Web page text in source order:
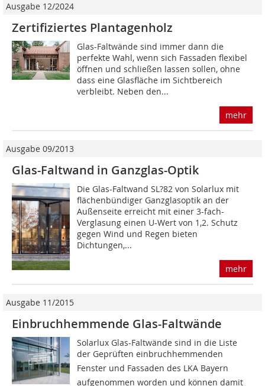
Ausgabe 12/2024
Zertifiziertes Plantagenholz
Glas-Faltwände sind immer dann die
perfekte Wahl, wenn sich Fassaden flexibel
öffnen und schließen lassen sollen, ohne
dass eine Glasfläche im Sichtbereich
verbleibt. Neben den...
mehr
Ausgabe 09/2013
Glas-Faltwand in Ganzglas-Optik
Die Glas-Faltwand SL?82 von Solarlux mit
flächenbündiger Ganzglasoptik an der
Außenseite erreicht mit einer 3-fach-
Verglasung einen U-Wert von 1,2. Schutz
gegen Wind und Regen bieten
Dichtungen,...
mehr
Ausgabe 11/2015
Einbruchhemmende Glas-Faltwände
Solarlux Glas-Faltwände sind in die Liste
der Geprüften einbruchhemmenden
Fenster und Fassaden des LKA Bayern
aufgenommen worden und können damit